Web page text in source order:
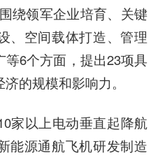
绕领军企业培育、关键
、空间载体打造、管理
6个方面，提出23项具
的规模和影响力。
家以上电动垂直起降航
能源通航飞机研发制造